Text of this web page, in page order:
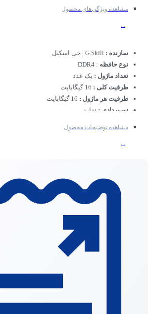
مشاهده ویژگی‌های محصول
سازنده :
نوع حافظه : DDR4
تعداد ماژول : یک عدد
ظرفیت کلی :
ظرفیت هر ماژول :
نورپردازی : ندارد
مشاهده توضیحات محصول